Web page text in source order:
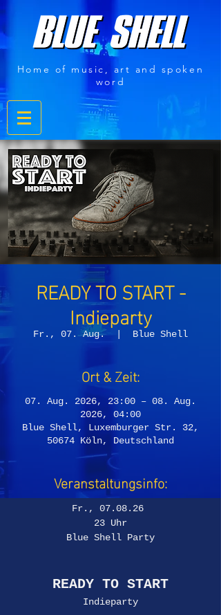
Home of music, art and spoken
word
READY TO START -
Indieparty
Fr., 07. Aug.
  |
Blue Shell
Ort & Zeit:
07. Aug. 2026, 23:00 – 08. Aug.
2026, 04:00
Blue Shell, Luxemburger Str. 32,
50674 Köln, Deutschland
Veranstaltungsinfo:
Fr., 07.08.26
23 Uhr
Blue Shell Party
READY TO START
Indieparty